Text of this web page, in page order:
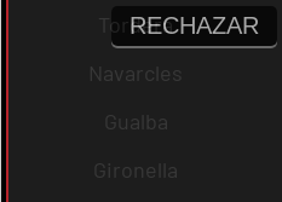
Tordera
Navarcles
Gualba
Gironella
RECHAZAR